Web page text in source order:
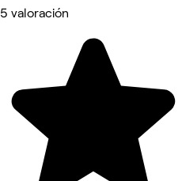
5 valoración